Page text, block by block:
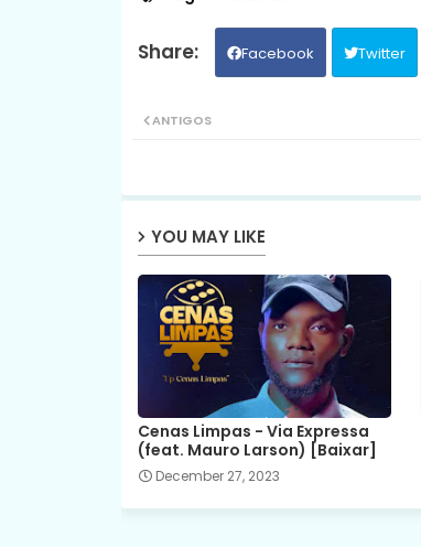
Facebook Twitter
ANTIGOS
YOU MAY LIKE
Cenas Limpas - Via Expressa
(feat. Mauro Larson) [Baixar]
December 27, 2023